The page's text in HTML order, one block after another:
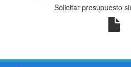
Solicitar presupuesto